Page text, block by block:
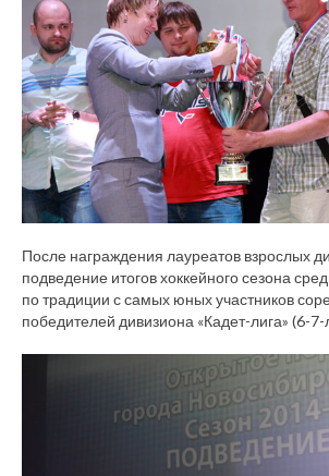
После награждения лауреатов взрослых
подведение итогов хоккейного сезона
по традиции с самых юных участников
победителей дивизиона «Кадет-лига» (6-7-